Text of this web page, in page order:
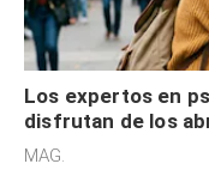
Los expertos en
disfrutan de los
sensibilidad a los
MAG.